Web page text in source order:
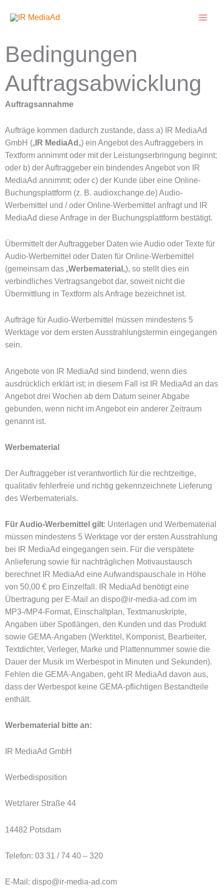
Inhalt
Bedingungen
Auftragsabwicklung
Auftragsannahme
Aufträge kommen dadurch zustande, dass a) IR MediaAd
GmbH („ IR MediaAd„) ein Angebot des Auftraggebers in
Textform annimmt oder mit der Leistungserbringung beginnt;
oder b) der Auftraggeber ein bindendes Angebot von IR
MediaAd annimmt; oder c) der Kunde über eine Online-
Buchungsplattform (z. B. audioxchange.de) Audio-
Werbemittel und / oder Online-Werbemittel anfragt und IR
MediaAd diese Anfrage in der Buchungsplattform bestätigt.
Übermittelt der Auftraggeber Daten wie Audio oder Texte für
Audio-Werbemittel oder Daten für Online-Werbemittel
(gemeinsam das „Werbematerial „), so stellt dies ein
verbindliches Vertragsangebot dar, soweit nicht die
Übermittlung in Textform als Anfrage bezeichnet ist.
Aufträge für Audio-Werbemittel müssen mindestens 5
Werktage vor dem ersten Ausstrahlungstermin eingegangen
sein.
Angebote von IR MediaAd sind bindend, wenn dies
ausdrücklich erklärt ist; in diesem Fall ist IR MediaAd an das
Angebot drei Wochen ab dem Datum seiner Abgabe
gebunden, wenn nicht im Angebot ein anderer Zeitraum
genannt ist.
Werbematerial
Der Auftraggeber ist verantwortlich für die rechtzeitige,
qualitativ fehlerfreie und richtig gekennzeichnete Lieferung
des Werbematerials.
Für Audio-Werbemittel gilt: Unterlagen und Werbematerial
müssen mindestens 5 Werktage vor der ersten Ausstrahlung
bei IR MediaAd eingegangen sein. Für die verspätete
Anlieferung sowie für nachträglichen Motivaustausch
berechnet IR MediaAd eine Aufwandspauschale in Höhe
von 50,00 € pro Einzelfall. IR MediaAd benötigt eine
Übertragung per E-Mail an dispo@ir-media-ad.com im
MP3-/MP4-Format, Einschaltplan, Textmanuskripte,
Angaben über Spotlängen, den Kunden und das Produkt
sowie GEMA-Angaben (Werktitel, Komponist, Bearbeiter,
Textdichter, Verleger, Marke und Plattennummer sowie die
Dauer der Musik im Werbespot in Minuten und Sekunden).
Fehlen die GEMA-Angaben, geht IR MediaAd davon aus,
dass der Werbespot keine GEMA-pflichtigen Bestandteile
enthält.
Werbematerial bitte an:
IR MediaAd GmbH
Werbedisposition
Wetzlarer Straße 44
14482 Potsdam
Telefon: 03 31 / 74 40 – 320
E-Mail: dispo@ir-media-ad.com